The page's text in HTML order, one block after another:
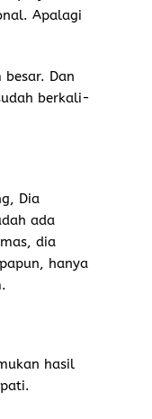
Apalagi
Dan
berkali-
Dia
ada
dia
hanya
hasil